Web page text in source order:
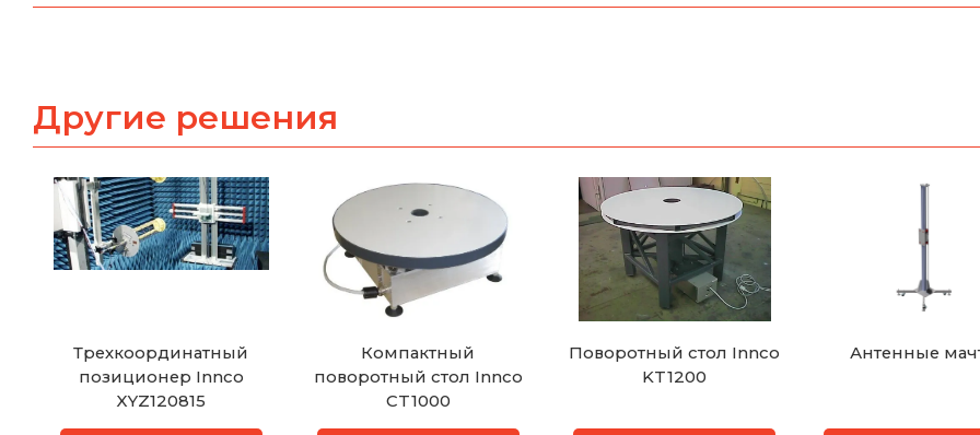
Другие решения
Трехкоординатный
позиционер Innco
XYZ120815
Компактный
поворотный стол Innco
CT1000
Поворотный стол Innco
KT1200
Антенные